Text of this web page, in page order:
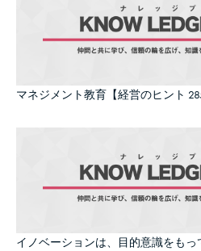
マネジメント教育【経営のヒント
イノベーションは、目的意識をも